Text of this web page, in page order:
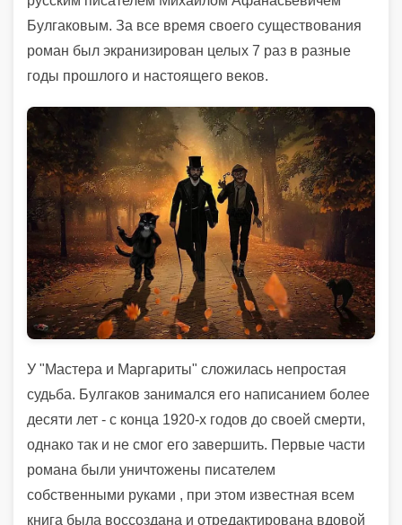
Булгаковым. За все время своего существования
роман был экранизирован целых 7 раз в разные
годы прошлого и настоящего веков.
У "Мастера и Маргариты" сложилась непростая
судьба. Булгаков занимался его написанием более
десяти лет - с конца 1920-х годов до своей смерти,
однако так и не смог его завершить. Первые части
романа были уничтожены писателем
собственными руками , при этом известная всем
книга была воссоздана и отредактирована вдовой